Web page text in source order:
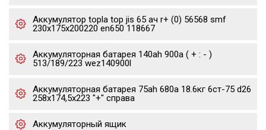
Аккумулятор topla top jis 65 ач r+ (0) 56568 smf
230x175x200220 en650 118667
Аккумуляторная батарея 140ah 900a ( + : - )
513/189/223 wez140900l
Аккумуляторная батарея 75ah 680a 18.6кг 6ст-75 d26
258x174,5x223 "+" справа
Аккумуляторный ящик